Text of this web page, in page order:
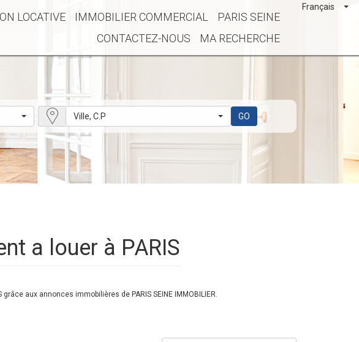
LOCATIVE IMMOBILIER COMMERCIAL
PARIS SEINE
CONTACTEZ-NOUS
MA RECHERCHE
Français
Ville, C.P GO
a louer à PARIS
aux annonces immobilières de PARIS SEINE IMMOBILIER.